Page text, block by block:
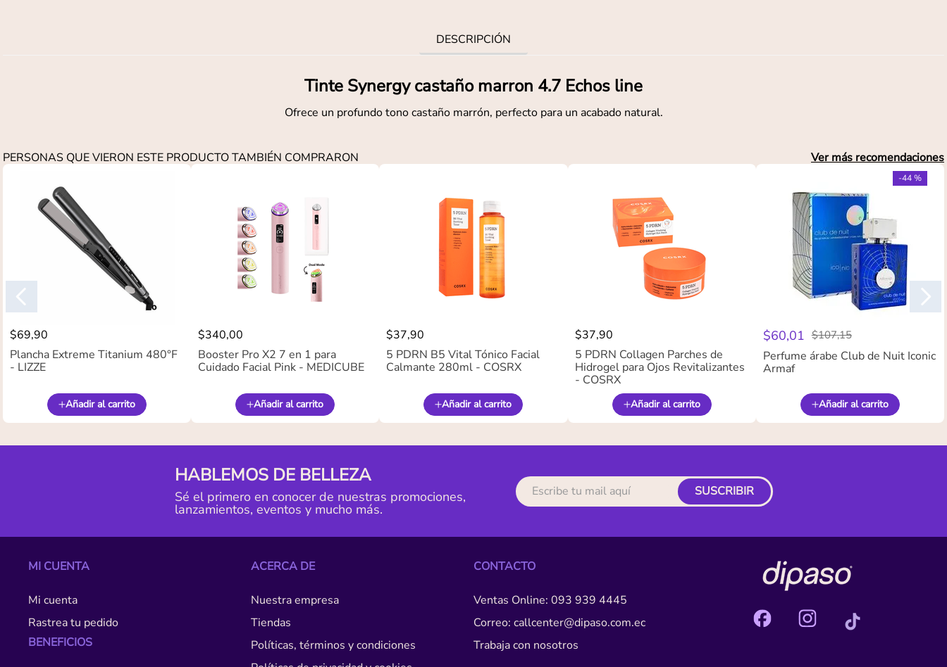
DESCRIPCIÓN
Tinte Synergy castaño marron 4.7 Echos line
Ofrece un profundo tono castaño marrón, perfecto para un acabado natural.
PERSONAS QUE VIERON ESTE PRODUCTO TAMBIÉN COMPRARON Ver más recomendaciones
$69,90
Plancha Extreme Titanium 480°F
- LIZZE
Añadir al carrito
$340,00
Booster Pro X2 7 en 1 para
Cuidado Facial Pink - MEDICUBE
Añadir al carrito
$37,90
5 PDRN B5 Vital Tónico Facial
Calmante 280ml - COSRX
Añadir al carrito
$37,90
5 PDRN Collagen Parches de
Hidrogel para Ojos Revitalizantes
- COSRX
Añadir al carrito
-44 %
$60,01 $107,15
Perfume árabe Club de Nuit Iconic
Armaf
Añadir al carrito
HABLEMOS DE BELLEZA
Sé el primero en conocer de nuestras promociones,
lanzamientos, eventos y mucho más.
SUSCRIBIR
MI CUENTA
Mi cuenta
Rastrea tu pedido
BENEFICIOS
ACERCA DE
Nuestra empresa
Tiendas
Políticas, términos y condiciones
CONTACTO
Ventas Online: 093 939 4445
Correo: callcenter@dipaso.com.ec
Trabaja con nosotros